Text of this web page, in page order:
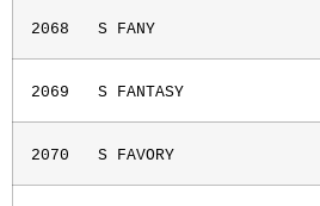
2068 S FANY
2069 S FANTASY
2070 S FAVORY